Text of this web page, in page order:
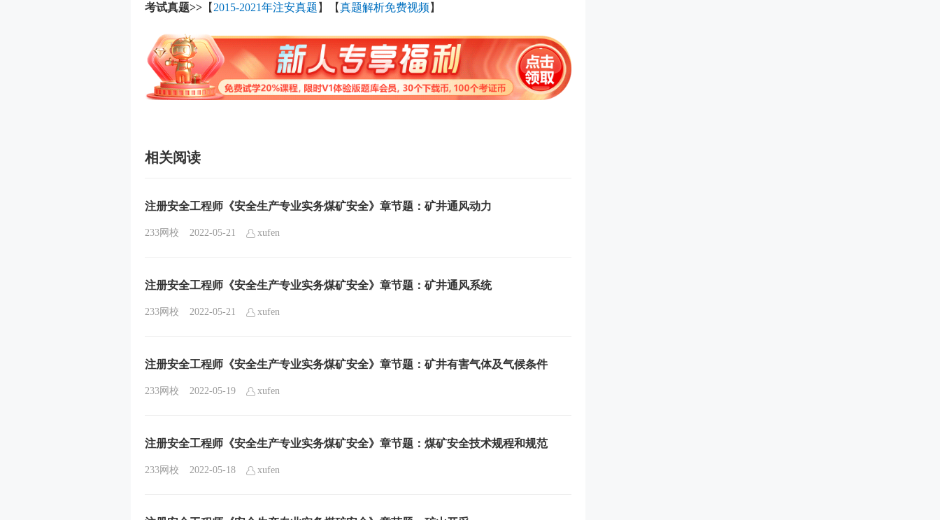
考试真题>> 【 2015-2021年注安真题 】【真题解析免费视频 】
相关阅读
注册安全工程师《安全生产专业实务煤矿安全》章节题：矿井通风动力
233网校 2022-05-21 xufen
注册安全工程师《安全生产专业实务煤矿安全》章节题：矿井通风系统
233网校 2022-05-21 xufen
注册安全工程师《安全生产专业实务煤矿安全》章节题：矿井有害气体及气候条件
233网校 2022-05-19 xufen
注册安全工程师《安全生产专业实务煤矿安全》章节题：煤矿安全技术规程和规范
233网校 2022-05-18 xufen